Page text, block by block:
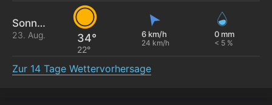
Sonntag
23. Aug. 34°
22°
6 km/h
24 km/h
0 mm
< 5 %
Zur 14 Tage Wettervorhersage